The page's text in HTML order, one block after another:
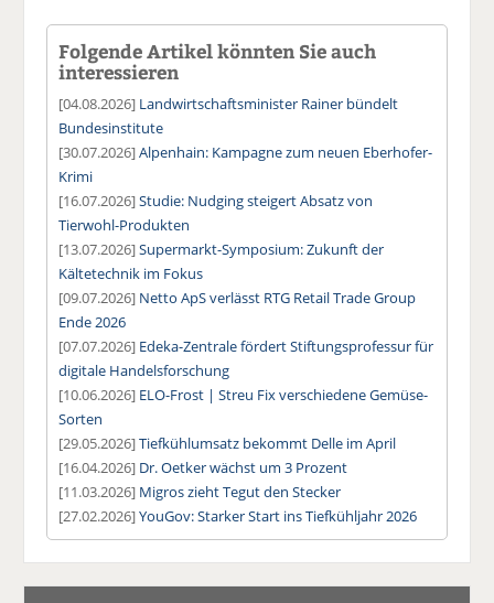
Folgende Artikel könnten Sie auch
interessieren
[04.08.2026] Landwirtschaftsminister Rainer bündelt
Bundesinstitute
[30.07.2026]Alpenhain: Kampagne zum neuen Eberhofer-
Krimi
[16.07.2026]Studie: Nudging steigert Absatz von
Tierwohl-Produkten
[13.07.2026]Supermarkt-Symposium: Zukunft der
Kältetechnik im Fokus
[09.07.2026] Netto ApS verlässt RTG Retail Trade Group
Ende 2026
[07.07.2026] Edeka-Zentrale fördert Stiftungsprofessur für
digitale Handelsforschung
[10.06.2026] ELO-Frost | Streu Fix verschiedene Gemüse-
Sorten
[29.05.2026]Tiefkühlumsatz bekommt Delle im April
[16.04.2026] Dr. Oetker wächst um 3 Prozent
[11.03.2026] Migros zieht Tegut den Stecker
[27.02.2026]YouGov: Starker Start ins Tiefkühljahr 2026